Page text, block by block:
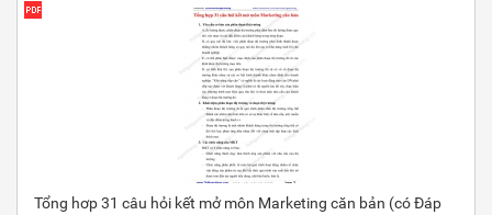
Tổng hơp 31 câu hỏi kết mở môn Marketing căn bản (có Đáp